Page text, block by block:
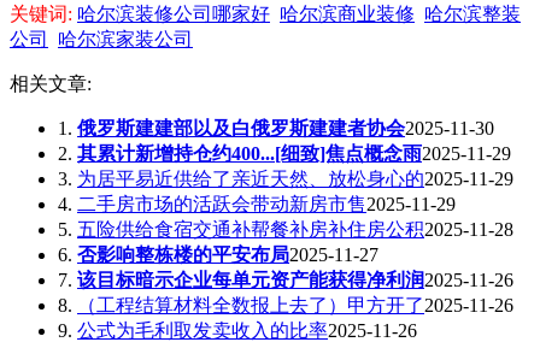
关键词: 哈尔滨装修公司哪家好 哈尔滨商业装修 哈尔滨整装
公司
哈尔滨家装公司
相关文章:
1. 俄罗斯建建部以及白俄罗斯建建者协会2025-11-30
2. 其累计新增持仓约400...[细致]焦点概念雨2025-11-29
3. 为居平易近供给了亲近天然、放松身心的2025-11-29
4. 二手房市场的活跃会带动新房市售2025-11-29
5. 五险供给食宿交通补帮餐补房补住房公积2025-11-28
6. 否影响整栋楼的平安布局2025-11-27
7. 该目标暗示企业每单元资产能获得净利润2025-11-26
8.
（工程结算材料全数报上去了）甲方开了2025-11-26
9. 公式为毛利取发卖收入的比率2025-11-26